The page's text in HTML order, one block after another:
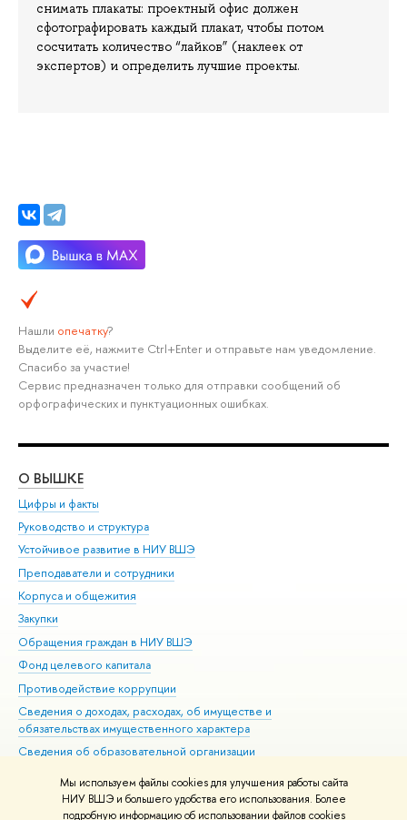
Мы используем файлы cookies для улучшения работы сайта
НИУ ВШЭ и большего удобства его использования. Более
подробную информацию об использовании файлов cookies
снимать плакаты: проектный офис должен
сфотографировать каждый плакат, чтобы потом
сосчитать количество “лайков” (наклеек от
экспертов) и определить лучшие проекты.
Нашли опечатку?
Выделите её, нажмите Ctrl+Enter и отправьте нам уведомление.
Спасибо за участие!
Сервис предназначен только для отправки сообщений об
орфографических и пунктуационных ошибках.
О ВЫШКЕ
Цифры и факты
Руководство и структура
Устойчивое развитие в НИУ ВШЭ
Преподаватели и сотрудники
Корпуса и общежития
Закупки
Обращения граждан в НИУ ВШЭ
Фонд целевого капитала
Противодействие коррупции
Сведения о доходах, расходах, об имуществе и
обязательствах имущественного характера
Сведения об образовательной организации
Людям с ограниченными возможностями здоровья
Единая платежная страница